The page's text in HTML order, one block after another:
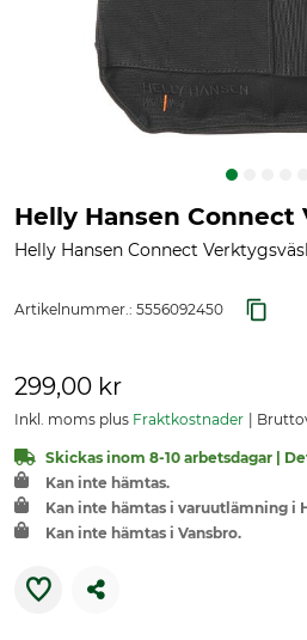
Helly Hansen Connect
Helly Hansen Connect
Artikelnummer.: 5556092450
299,00 kr
Inkl. moms plus Fraktkostnader
Skickas inom 8-10 arbetsdagar |
Kan inte hämtas.
Kan inte hämtas i varuutlämning i
Kan inte hämtas i Vansbro.